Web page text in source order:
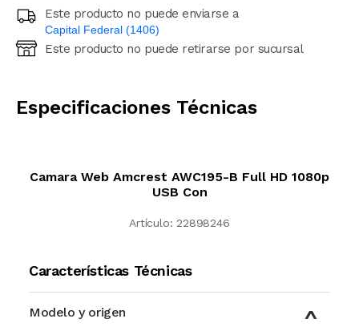
Este producto no puede enviarse a
Capital Federal (1406)
Ingresá código postal (sólo números)
Este producto no puede retirarse por sucursal
Especificaciones Técnicas
Camara Web Amcrest AWC195-B Full HD 1080p
USB Con
Artículo: 22898246
Características Técnicas
Modelo y origen